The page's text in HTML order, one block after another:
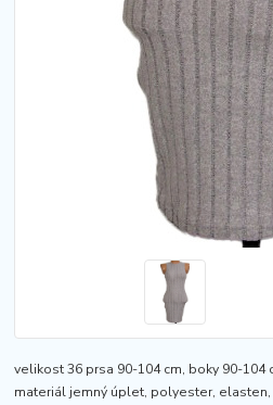
velikost 36 prsa 90-104 cm, boky 90-104
materiál jemný úplet, polyester, elasten,